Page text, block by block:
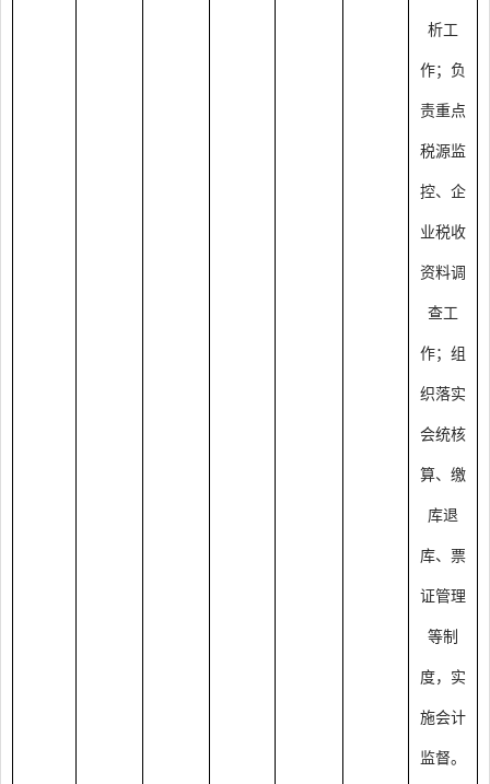
析工
作；负
责重点
税源监
控、企
业税收
资料调
查工
作；组
织落实
会统核
算、缴
库退
库、票
证管理
等制
度，实
施会计
监督。